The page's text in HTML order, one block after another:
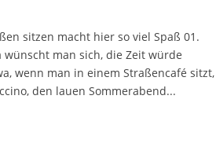
sitzen macht hier so viel Spaß 01.
man sich, die Zeit würde
wenn man in einem Straßencafé sitzt,
den lauen Sommerabend...